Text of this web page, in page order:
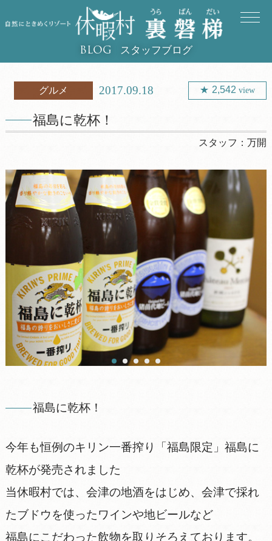
BLOG スタッフブログ
グルメ 2017.09.18 2,542view
福島に乾杯！
スタッフ：万開
福島に乾杯！
今年も恒例のキリン一番搾り「福島限定」福島に
乾杯が発売されました
当休暇村では、会津の地酒をはじめ、会津で採れ
たブドウを使ったワインや地ビールなど
福島にこだわった飲物を取りそろえております。